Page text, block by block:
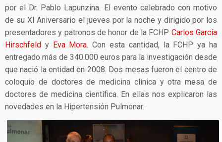
por el Dr. Pablo Lapunzina. El evento celebrado con motivo
de su XI Aniversario el jueves por la noche y dirigido por los
presentadores y patronos de honor de la FCHP Carlos García
Hirschfeld y Eva Mora. Con esta cantidad, la FCHP ya ha
entregado más de 340.000 euros para la investigación desde
que nació la entidad en 2008. Dos mesas fueron el centro de
coloquio de doctores de medicina clínica y otra mesa de
doctores de medicina científica. En ellas nos explicaron las
novedades en la Hipertensión Pulmonar.